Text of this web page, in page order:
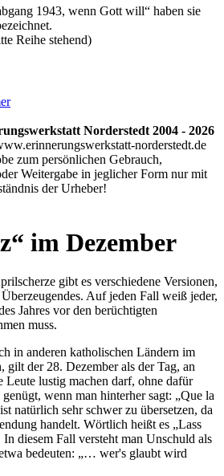
1943, wenn Gott will
haben sie
Reihe stehend)
Norderstedt 2004 - 2026
norderstedt.de
zum persönlichen Gebrauch,
Weitergabe in jeglicher Form nur mit
der Urheber!
im Dezember
gibt es verschiedene Versionen,
Auf jeden Fall weiß jeder,
Jahres vor den berüchtigten
muss.
in anderen katholischen Ländern im
gilt der 28. Dezember als der Tag, an
Leute lustig machen darf, ohne dafür
wenn man hinterher sagt:
Que la
natürlich sehr schwer zu übersetzen, da
handelt. Wörtlich heißt es
Lass
In diesem Fall versteht man Unschuld als
bedeuten:
… wer's glaubt wird